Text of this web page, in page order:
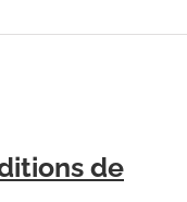
de